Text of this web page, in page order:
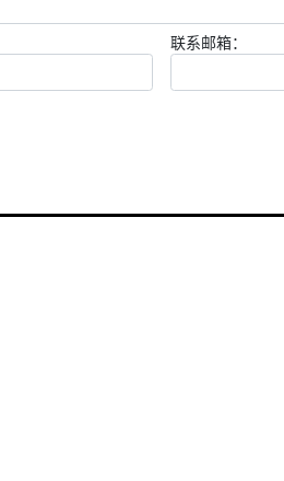
联系邮箱：